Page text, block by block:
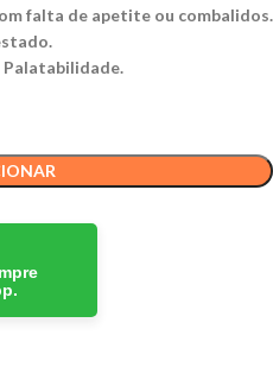
falta de apetite ou combalidos.
Palatabilidade.